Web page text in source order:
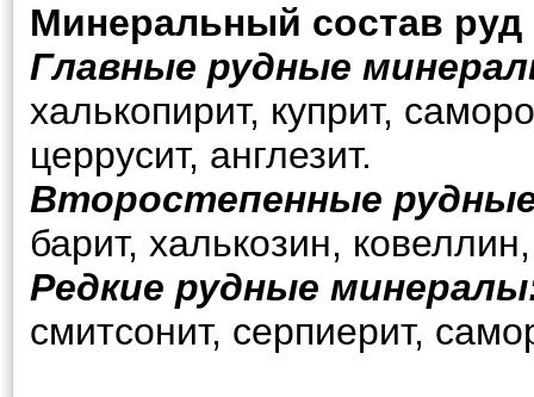
Минеральный состав
Главные рудные
халькопирит, куприт,
церрусит, англезит.
Второстепенные
барит, халькозин,
Редкие рудные
смитсонит, серпиерит,